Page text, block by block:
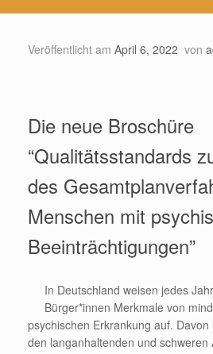
Veröffentlicht am April 6, 2022 von
Die neue Broschüre
“Qualitätsstandards
des
Menschen mit
Beeinträchtigungen”
In Deutschland weisen jedes
Bürger*innen Merkmale von
psychischen Erkrankung auf.
den langanhaltenden und schweren